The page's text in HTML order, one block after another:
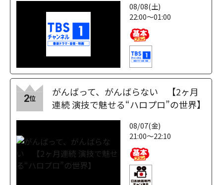
08/08(土)
22:00～01:00
2位
がんばって、がんばらない 【2ヶ月
連続 演技で魅せる“ハロプロ”の世界】
08/07(金)
21:00～22:10